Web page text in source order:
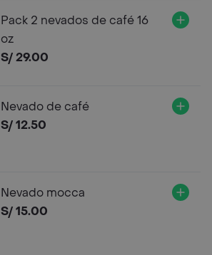
Pack 2 nevados de café 16
oz
S/ 29.00
Nevado de café
S/ 12.50
Nevado mocca
S/ 15.00